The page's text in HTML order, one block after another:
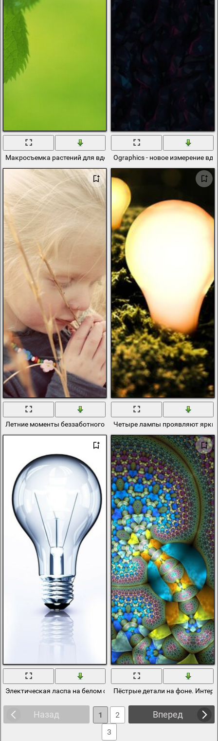
Макросъемка растений для вдохновенияOgraphics - новое измерение
Летние моменты беззаботного вдохновенияЧетыре лампы проявляют
Электическая ласпа на белом фонеПёстрые детали на фоне.
Назад Вперед
1
2
3